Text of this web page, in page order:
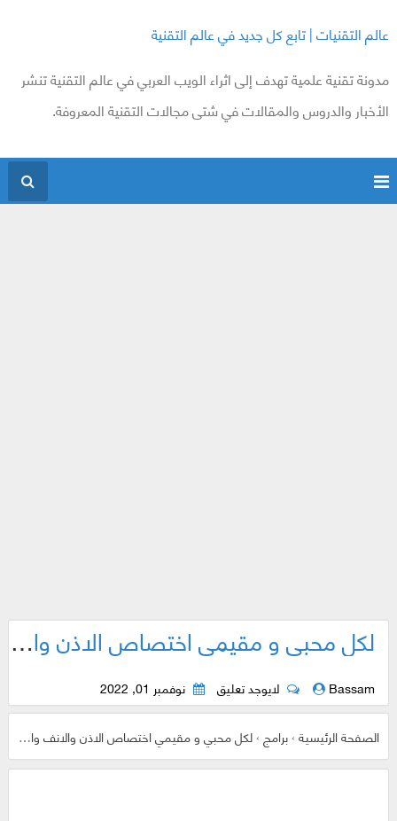
عالم التقنيات | تابع كل جديد في عالم التقنية
مدونة تقنية علمية تهدف إلى اثراء الويب العربي في عالم التقنية تنشر
الأخبار والدروس والمقالات في شتى مجالات التقنية المعروفة.
لكل محبي و مقيمي اختصاص الاذن والانف والحنجرة تطبيق رائع لكم
Bassam لايوجد تعليق نوفمبر 01, 2022
الصفحة الرئيسية›برامج›لكل محبي و مقيمي اختصاص الاذن والانف والحنجرة تطبيق رائع لكم